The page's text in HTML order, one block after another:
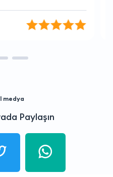
medya
Paylaşın